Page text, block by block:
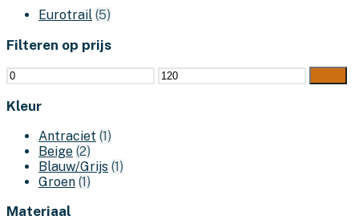
Eurotrail (5)
Filteren op prijs
Min.
prijs
Max.
prijs
Kleur
Antraciet (1)
Beige (2)
Blauw/Grijs (1)
Groen (1)
Materiaal